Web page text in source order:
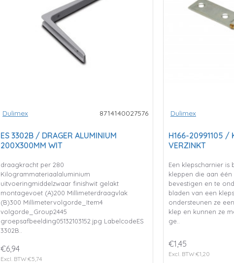
Dulimex 8714140027576
ES 3302B / DRAGER ALUMINIUM
200X300MM WIT
draagkracht per 280
Kilogrammateriaalaluminium
uitvoeringmiddelzwaar finishwit gelakt
montagevoet (A)200 Millimeterdraagvlak
(B)300 Millimetervolgorde_Item4
volgorde_Group2445
groepsafbeelding05132103152.jpg LabelcodeES
3302B..
€6,94
Excl. BTW:€5,74
Dulimex
H166-20991105 /
VERZINKT
Een klepscharnier
kleppen die aan één
bevestigen en te
bladen van een
ondersteunen ze
klep en kunnen ze
ge..
€1,45
Excl. BTW:€1,20